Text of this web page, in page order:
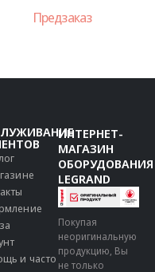
Предзаказ
и часто
ИНТЕРНЕТ-
МАГАЗИН
ОБОРУДОВАНИЯ
LEGRAND
Покупая
неоригинальную
продукцию, Вы
не только